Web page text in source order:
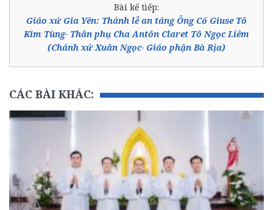
Bài kế tiếp:
Giáo xứ Gia Yên: Thánh lễ an táng Ông Cố Giuse Tô
Kim Tùng- Thân phụ Cha Antôn Claret Tô Ngọc Liêm
(Chánh xứ Xuân Ngọc- Giáo phận Bà Rịa)
CÁC BÀI KHÁC: